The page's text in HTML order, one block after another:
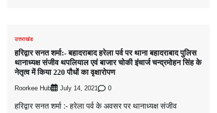
उत्तराखंड
हरिद्वार सनत शर्मा:- बहादराबाद हरेला पर्व पर थाना बहादराबाद पुलिस
थानाध्यक्ष संजीव थपलियाल एवं बाजार चोकी इंचार्ज चन्द्रमोहन सिंह के
नेतृत्व में किया 220 पौधों का वृक्षारोपण
Roorkee Hub July 14, 2021 0
हरिद्वार सनत शर्मा :- हरेला पर्व के अवसर पर थानाध्यक्ष संजीव